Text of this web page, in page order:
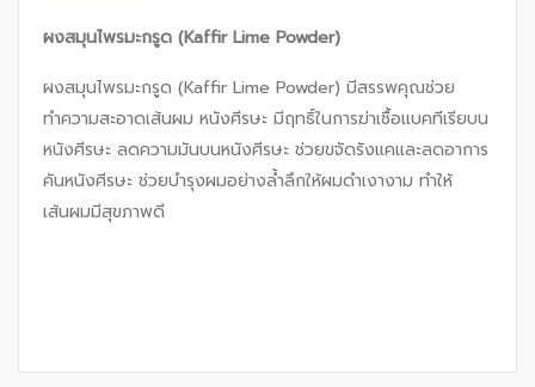
ผงสมุนไพรมะกรูด (Kaffir Lime Powder)
ผงสมุนไพรมะกรูด (Kaffir Lime Powder) มีสรรพคุณช่วย
ทำความสะอาดเส้นผม หนังศีรษะ มีฤทธิ์ในการฆ่าเชื้อแบคทีเรียบน
หนังศีรษะ ลดความมันบนหนังศีรษะ ช่วยขจัดรังแคและลดอาการ
คันหนังศีรษะ ช่วยบำรุงผมอย่างล้ำลึกให้ผมดำเงางาม ทำให้
เส้นผมมีสุขภาพดี